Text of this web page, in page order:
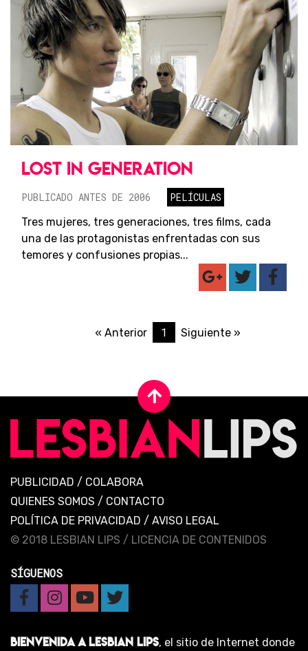
LOST IN GENERATION
PUBLICADO ANTES DE 2006
PELÍCULAS
Tres mujeres, tres generaciones, tres films, cada
una de las protagonistas enfrentadas con sus
temores y confusiones propias...
« Anterior 1 Siguiente »
PUBLICIDAD / COLABORA
QUIENES SOMOS / CONTACTO
POLÍTICA DE PRIVACIDAD / AVISO LEGAL
© 2018 LESBIAN LIPS / LICENCIA DE CONTENIDOS
SÍGUENOS
BIENVENIDA A LESBIAN LIPS, el sitio de Internet donde